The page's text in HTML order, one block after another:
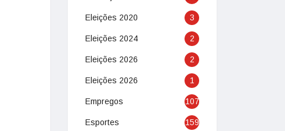
Eleições 2020 3
Eleições 2024 2
Eleições 2026 2
Eleições 2026 1
Empregos 107
Esportes 159